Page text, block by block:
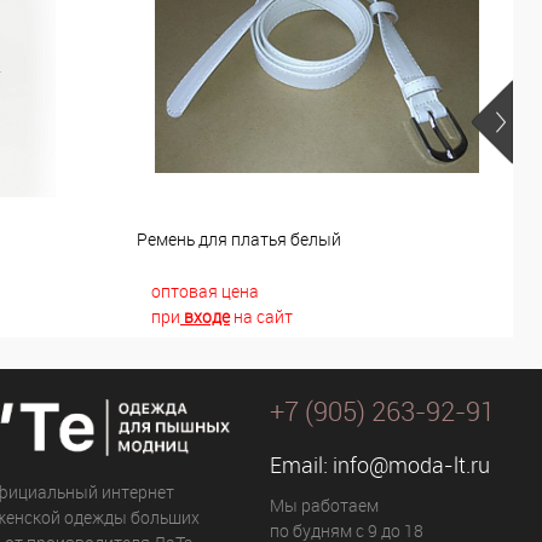
Ремень для платья белый
оптовая цена
при входена сайт
интернет
одежды больших
+7 (905) 263-92-91
Email: info@moda-lt.ru
Мы работаем
по будням с 9 до 18